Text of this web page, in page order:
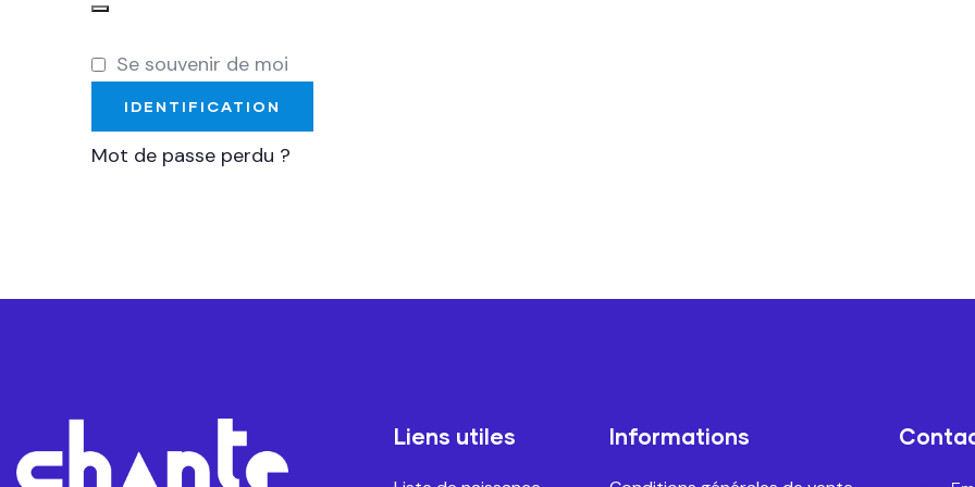
Se souvenir de moi
IDENTIFICATION
Mot de passe perdu ?
Liens utiles Informations